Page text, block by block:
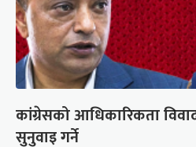
कांग्रेसको आधिकारिकता
सुनुवाइ गर्ने